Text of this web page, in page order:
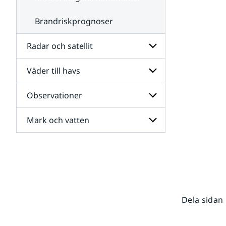
Brandriskprognoser
Radar och satellit
Undersidor
för
Radar
och
satellit
Väder till havs
Undersidor
för
Väder
till
havs
Observationer
Undersidor
för
Mark och vatten
Dela sidan